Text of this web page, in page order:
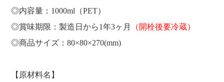
◎内容量：1000ml（PET）
◎賞味期限：製造日から1年3ヶ月
（開栓後要冷蔵）
◎商品サイズ：80×80×270(mm)
【原材料名】